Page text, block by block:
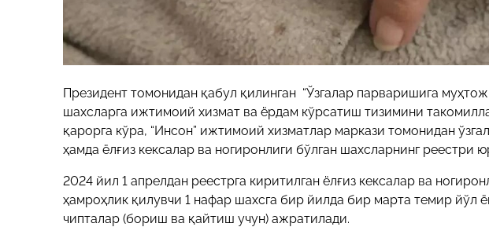
Президент томонидан қабул қилинган “Ўзгалар парваришига
шахсларга ижтимоий хизмат ва ёрдам кўрсатиш тизимини
қарорга кўра, “Инсон” ижтимоий хизматлар маркази томонидан
ҳамда ёлғиз кексалар ва ногиронлиги бўлган шахсларнинг реестри
2024 йил 1 апрелдан реестрга киритилган ёлғиз кексалар ва
ҳамроҳлик қилувчи 1 нафар шахсга бир йилда бир марта темир йўл
чипталар (бориш ва қайтиш учун) ажратилади.